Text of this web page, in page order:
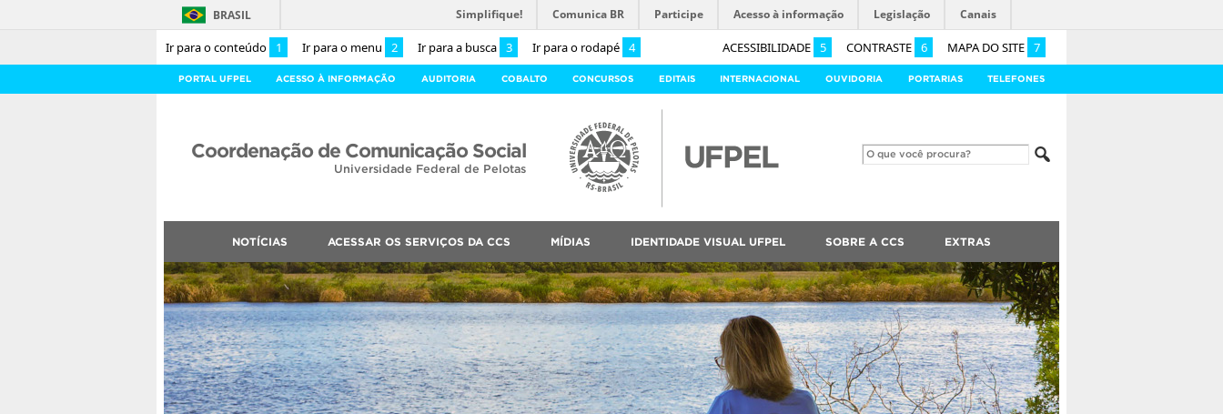
Ir para o conteúdo 1 Ir para o menu 2 Ir para a busca 3 Ir para o rodapé 4 ACESSIBILIDADE 5 CONTRASTE 6 MAPA DO SITE 7
BRASIL Simplifique! Comunica BR Participe Acesso à informação Legislação Canais
PORTAL UFPEL ACESSO À INFORMAÇÃO AUDITORIA COBALTO CONCURSOS EDITAIS INTERNACIONAL OUVIDORIA PORTARIAS TELEFONES
Coordenação de Comunicação Social
Universidade Federal de Pelotas
NOTÍCIAS ACESSAR OS SERVIÇOS DA CCS MÍDIAS IDENTIDADE VISUAL UFPEL SOBRE A CCS EXTRAS